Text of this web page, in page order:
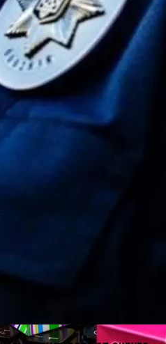
Спрашивать
На Запуск Моделей ИИ
Телеведущей Запретили